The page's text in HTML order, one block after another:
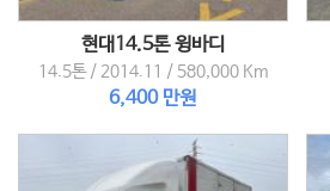
현대14.5톤 윙바디
14.5톤 / 2014.11 / 580,000 Km
6,400 만원